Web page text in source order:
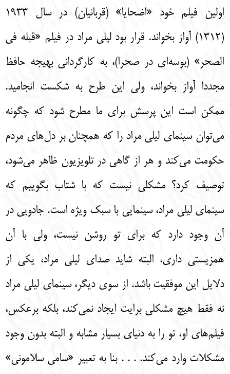
اولين فيلم خود «اضحايا» (قربانيان) در سال 1933
(1312) آواز بخواند. قرار بود ليلي مراد در فيلم «قبله في
الصحر» (بوسه‌‌اي در صحرا)، به كارگرداني بهيجه حافظ
مجددا آواز بخواند، ولي اين طرح به شكست انجاميد.
ممكن است اين پرسش براي ما مطرح شود كه چگونه
مي‌‌توان سينماي ليلي مراد را كه همچنان بر دل‌‌هاي مردم
حكومت مي‌‌كند و هر از گاهي در تلويزيون ظاهر مي‌‌شود،
توصيف كرد؟ مشكلي نيست كه با شتاب بگوييم كه
سينماي ليلي مراد، سينمايي با سبك ويژه است. جادويي در
آن وجود دارد كه براي تو روشن نيست، ولي با آن
همزيستي داري، البته شايد صداي ليلي مراد، يكي از
دلايل اين موفقيت باشد. از سوي ديگر، سينماي ليلي مراد
نه فقط هيچ مشكلي برايت ايجاد نمي‌‌كند، بلكه برعكس،
فيلم‌‌هاي او، تو را به دنياي بسيار مشابه و البته بدون وجود
مشكلات وارد مي‌‌كند. . . . بنا به تعبير «سامي سلاموني»